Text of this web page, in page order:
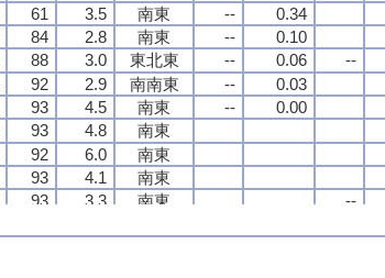
61 3.5 南東 --
0.34
84 2.8 南東 --
0.10
88 3.0 東北東 -- 0.06 --
92 2.9 南南東 --
0.03
93 4.5 南東 --
0.00
93 4.8 南東
92 6.0
南東
93 4.1
南東
93 3.3 南東 --
61 3.5 南東 --
0.34
84 2.8 南東 --
0.10
88 3.0 東北東 -- 0.06 --
92 2.9 南南東 --
0.03
93 4.5 南東 --
0.00
93 4.8 南東
92 6.0
南東
93 4.1
南東
93 3.3 南東 --
61 3.5 南東 --
0.34
84 2.8 南東 --
0.10
88 3.0 東北東 -- 0.06 --
92 2.9 南南東 --
0.03
93 4.5 南東 --
0.00
93 4.8 南東
92 6.0
南東
93 4.1
南東
93 3.3 南東 --
61 3.5 南東 --
0.34
84 2.8 南東 --
0.10
88 3.0 東北東 -- 0.06 --
92 2.9 南南東 --
0.03
93 4.5 南東 --
0.00
93 4.8 南東
92 6.0
南東
93 4.1
南東
93 3.3 南東 --